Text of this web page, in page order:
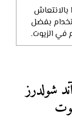
بفضل
في الزيوت.
شولدرز